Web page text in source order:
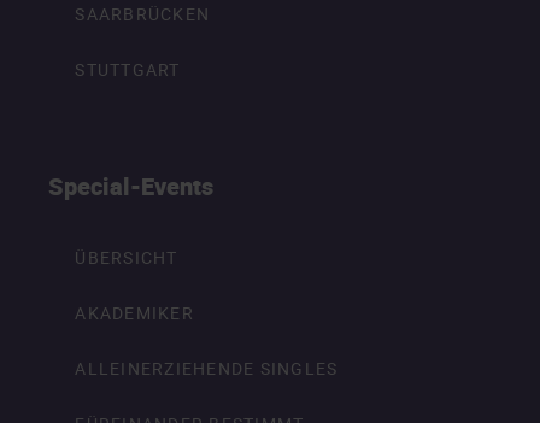
SAARBRÜCKEN
STUTTGART
Special-Events
ÜBERSICHT
AKADEMIKER
ALLEINERZIEHENDE SINGLES